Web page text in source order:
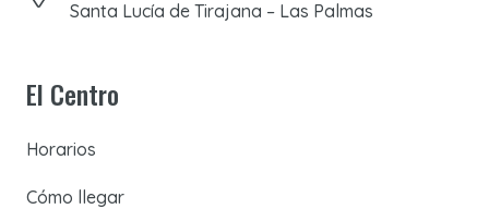
Santa Lucía de Tirajana – Las Palmas
El Centro
Horarios
Cómo llegar